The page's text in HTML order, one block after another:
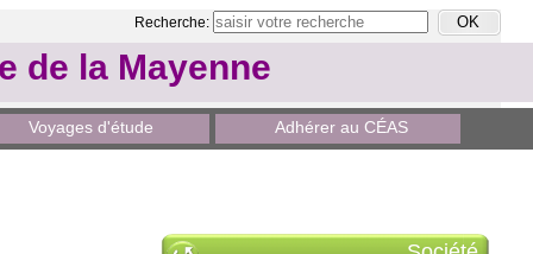
Recherche:
de la Mayenne
Voyages d'étude Adhérer au CÉAS